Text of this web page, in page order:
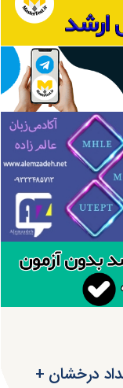
درخشان +